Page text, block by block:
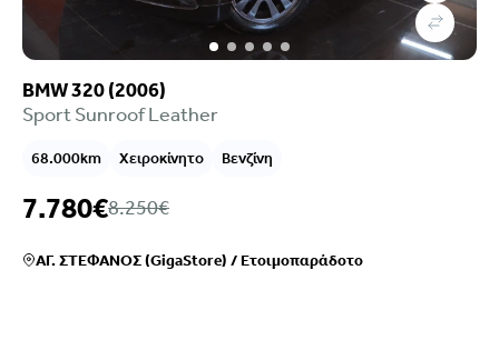
BMW 320 (2006)
Sport Sunroof Leather
68.000km Χειροκίνητο Βενζίνη
7.780€8.250€
ΑΓ. ΣΤΕΦΑΝΟΣ (GigaStore) /Ετοιμοπαράδοτο